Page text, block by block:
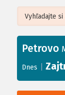
+
−
Leaflet| ©
Petrovo
Dnes